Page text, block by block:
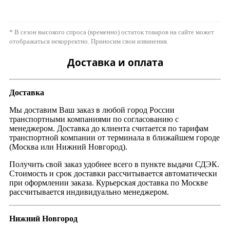
* В сезон высокого спроса (временно) остаток товаров на сайте может
отображаться некорректно. Приносим свои извинения.
Доставка и оплата
Доставка
Мы доставим Ваш заказ в любой город России
транспортными компаниями по согласованию с
менеджером. Доставка до клиента считается по тарифам
транспортной компании от терминала в ближайшем городе
(Москва или Нижний Новгород).
Получить свой заказ удобнее всего в пункте выдачи СДЭК.
Стоимость и срок доставки рассчитывается автоматически
при оформлении заказа. Курьерская доставка по Москве
рассчитывается индивидуально менеджером.
Нижний Новгород